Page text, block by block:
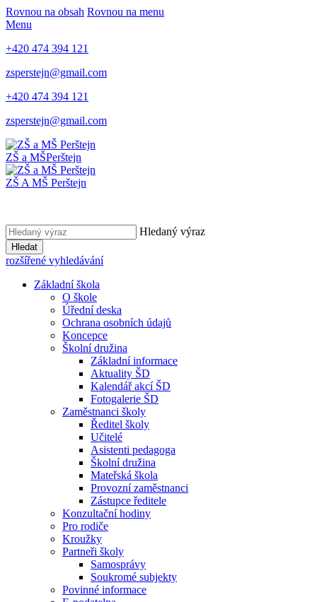
Rovnou na obsah Rovnou na menu
Menu
+420 474 394 121
zsperstejn@gmail.com
+420 474 394 121
zsperstejn@gmail.com
ZŠ a MŠPerštejn
ZŠ A MŠ Perštejn
Hledaný výraz
Hledat
rozšířené vyhledávání
Základní škola
O škole
Úřední deska
Ochrana osobních údajů
Koncepce
Školní družina
Základní informace
Aktuality ŠD
Kalendář akcí ŠD
Fotogalerie ŠD
Zaměstnanci školy
Ředitel školy
Učitelé
Asistenti pedagoga
Školní družina
Mateřská škola
Provozní zaměstnanci
Zástupce ředitele
Konzultační hodiny
Pro rodiče
Kroužky
Partneři školy
Samosprávy
Soukromé subjekty
Povinné informace